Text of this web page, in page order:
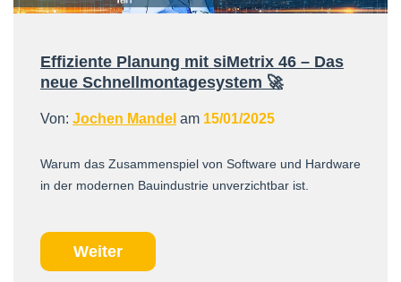
Effiziente Planung mit siMetrix 46 – Das
neue Schnellmontagesystem 🚀
Von: Jochen Mandel am 15/01/2025
Warum das Zusammenspiel von Software und Hardware
in der modernen Bauindustrie unverzichtbar ist.
Weiter